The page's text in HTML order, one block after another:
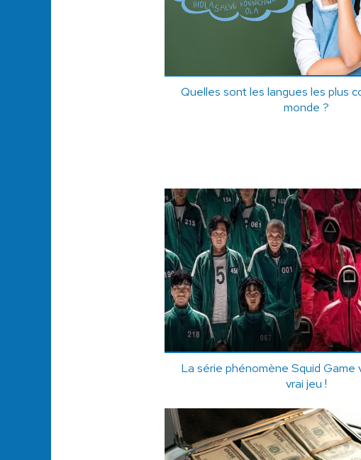
Quelles sont les langues les plus
monde ?
La série phénomène Squid Game
vrai jeu !